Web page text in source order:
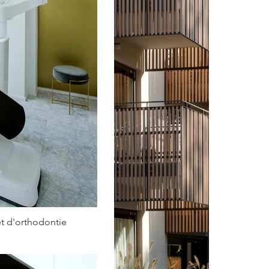
d'orthodontie